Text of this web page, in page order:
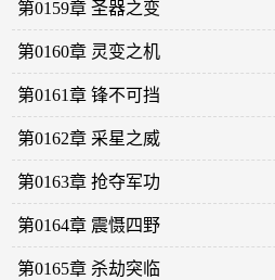
第0159章 圣器之变
第0160章 灵变之机
第0161章 锋不可挡
第0162章 采星之威
第0163章 抢夺军功
第0164章 震慑四野
第0165章 杀劫突临